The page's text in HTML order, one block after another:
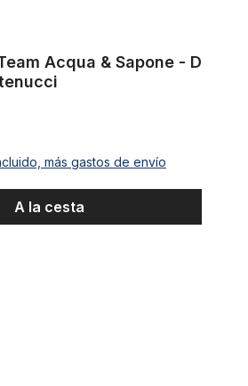
- D
más gastos de envío
A la cesta